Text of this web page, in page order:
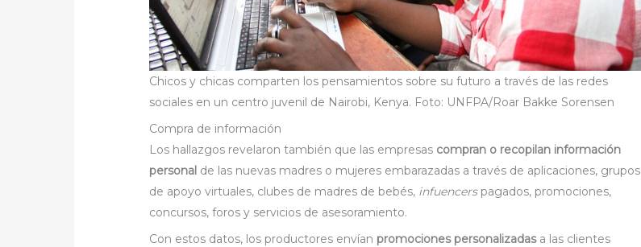
Chicos y chicas comparten los pensamientos sobre su futuro a través de las redes
sociales en un centro juvenil de Nairobi, Kenya. Foto: UNFPA/Roar Bakke Sorensen
Compra de información
Los hallazgos revelaron también que las empresas compran o recopilan información
personal de las nuevas madres o mujeres embarazadas a través de aplicaciones, grupos
de apoyo virtuales, clubes de madres de bebés, infuencerspagados, promociones,
concursos, foros y servicios de asesoramiento.
Con estos datos, los productores envían promociones personalizadasa las clientes